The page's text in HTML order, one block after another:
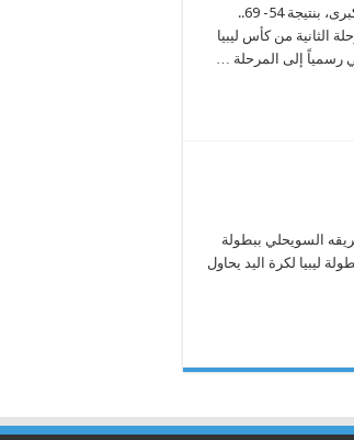
أقيمت داخل قاعة طرابلس الكبرى، بنتيجة 54- 69..
الثانية من كأس ليبيا
رسمياً إلى المرحلة …
السويحلي ببطولة
ليبيا لكرة اليد يحاول